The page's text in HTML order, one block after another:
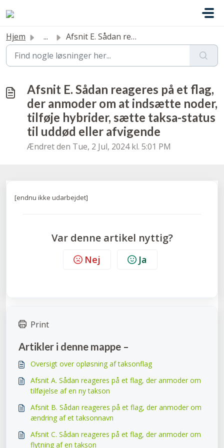
Hjem ... Afsnit E. Sådan reageres på et flag, der anmoder om at in...
Afsnit E. Sådan reageres på et flag,
der anmoder om at indsætte noder,
tilføje hybrider, sætte taksa-status
til uddød eller afvigende
Ændret den Tue, 2 Jul, 2024 kl. 5:01 PM
[endnu ikke udarbejdet]
Var denne artikel nyttig?
Nej Ja
Print
Artikler i denne mappe –
Oversigt over opløsning af taksonflag
Afsnit A. Sådan reageres på et flag, der anmoder om
tilføjelse af en ny takson
Afsnit B. Sådan reageres på et flag, der anmoder om
ændring af et taksonnavn
Afsnit C. Sådan reageres på et flag, der anmoder om
flytning af en takson